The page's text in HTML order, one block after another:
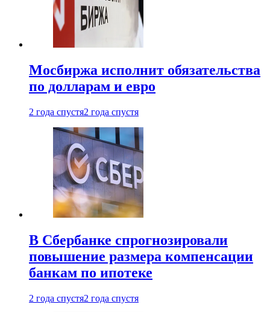
Мосбиржа исполнит обязательства
по долларам и евро
2 года спустя2 года спустя
В Сбербанке спрогнозировали
повышение размера компенсации
банкам по ипотеке
2 года спустя2 года спустя